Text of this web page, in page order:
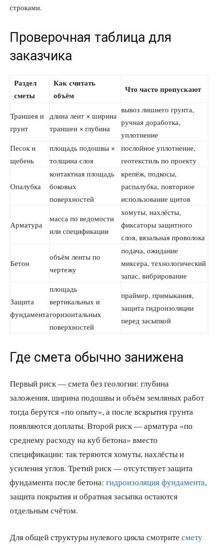
строками.
Проверочная таблица для
заказчика
Раздел
сметы
Как считать
объём
Что часто пропускают
Траншея и
грунт
длина лент × ширина
траншеи × глубина
вывоз лишнего грунта,
ручная доработка,
уплотнение
Песок и
щебень
площадь подошвы ×
толщина слоя
послойное уплотнение,
геотекстиль по проекту
Опалубка
контактная площадь
боковых
поверхностей
крепёж, подкосы,
распалубка, повторное
использование щитов
Арматура
масса по ведомости
или спецификации
хомуты, нахлёсты,
фиксаторы защитного
слоя, вязальная проволока
Бетон
объём ленты по
чертежу
подача, ожидание
миксера, технологический
запас, вибрирование
Защита
фундамента
площадь
вертикальных и
горизонтальных
поверхностей
праймер, примыкания,
защита гидроизоляции
перед засыпкой
Где смета обычно занижена
Первый риск — смета без геологии: глубина
заложения, ширина подошвы и объём земляных работ
тогда берутся «по опыту», а после вскрытия грунта
появляются доплаты. Второй риск — арматура «по
среднему расходу на куб бетона» вместо
спецификации: так теряются хомуты, нахлёсты и
усиления углов. Третий риск — отсутствует защита
фундамента после бетона: гидроизоляция фундамента,
защита покрытия и обратная засыпка остаются
отдельным счётом.
Для общей структуры нулевого цикла смотрите смету